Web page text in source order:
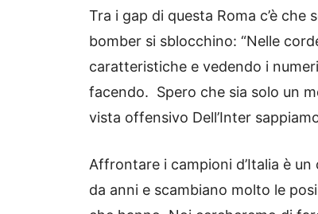
Tra i gap di questa Roma c’è
bomber si sblocchino: “Nelle
caratteristiche e vedendo i
facendo. Spero che sia solo un
vista offensivo Dell’Inter
Affrontare i campioni d’Italia è
da anni e scambiano molto le